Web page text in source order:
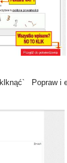
Popraw i